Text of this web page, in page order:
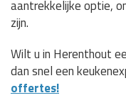
aantrekkelijke optie,
zijn.
Wilt u in Herenthout
dan snel een
offertes!